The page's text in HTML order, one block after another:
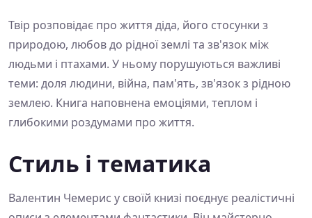
Твір розповідає про життя діда, його стосунки з
природою, любов до рідної землі та зв'язок між
людьми і птахами. У ньому порушуються важливі
теми: доля людини, війна, пам'ять, зв'язок з рідною
землею. Книга наповнена емоціями, теплом і
глибокими роздумами про життя.
Стиль і тематика
Валентин Чемерис у своїй книзі поєднує реалістичні